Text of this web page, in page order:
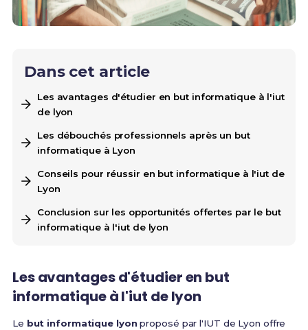
Dans cet article
Les avantages d'étudier en but informatique à l'iut
de lyon
Les débouchés professionnels après un but
informatique à Lyon
Conseils pour réussir en but informatique à l'iut de
Lyon
Conclusion sur les opportunités offertes par le but
informatique à l'iut de lyon
Les avantages d'étudier en but
informatique à l'iut de lyon
Le but informatique lyonproposé par l'IUT de Lyon offre